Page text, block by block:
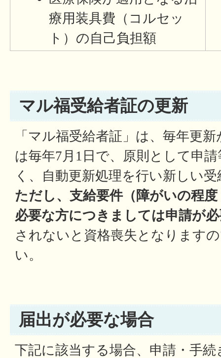
療用装具費（コルセッ
ト）の自己負担額
マル福受給者証の更新
「マル福受給者証」は、毎年更
は毎年7月1日で、原則として申
く、自動更新処理を行い新しい
ただし、支給要件（障がいの程
必要な方につきましては申請が
されないと資格喪失となります
い。
届出が必要な場合
下記に該当する場合、申請・手